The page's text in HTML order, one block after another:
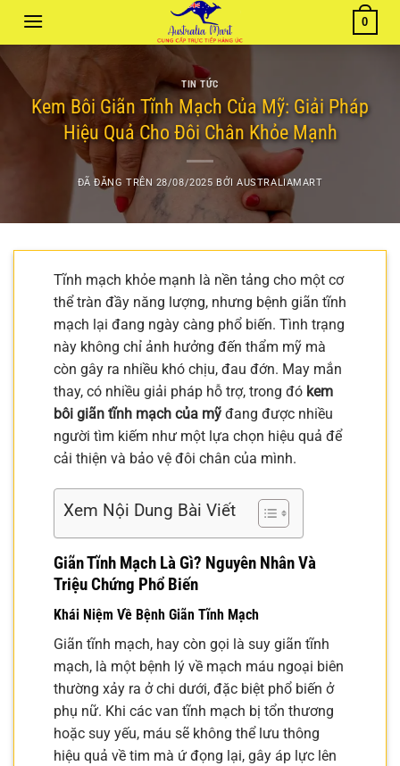
nội
dung
0
TIN TỨC
Kem Bôi Giãn Tĩnh Mạch Của Mỹ: Giải Pháp
Hiệu Quả Cho Đôi Chân Khỏe Mạnh
ĐÃ ĐĂNG TRÊN 28/08/2025 BỞIAUSTRALIAMART
Tĩnh mạch khỏe mạnh là nền tảng cho một cơ
thể tràn đầy năng lượng, nhưng bệnh giãn tĩnh
mạch lại đang ngày càng phổ biến. Tình trạng
này không chỉ ảnh hưởng đến thẩm mỹ mà
còn gây ra nhiều khó chịu, đau đớn. May mắn
thay, có nhiều giải pháp hỗ trợ, trong đó kem
bôi giãn tĩnh mạch của mỹ đang được nhiều
người tìm kiếm như một lựa chọn hiệu quả để
cải thiện và bảo vệ đôi chân của mình.
Xem Nội Dung Bài Viết
Giãn Tĩnh Mạch Là Gì? Nguyên Nhân Và
Triệu Chứng Phổ Biến
Khái Niệm Về Bệnh Giãn Tĩnh Mạch
Giãn tĩnh mạch, hay còn gọi là suy giãn tĩnh
mạch, là một bệnh lý về mạch máu ngoại biên
thường xảy ra ở chi dưới, đặc biệt phổ biến ở
phụ nữ. Khi các van tĩnh mạch bị tổn thương
hoặc suy yếu, máu sẽ không thể lưu thông
hiệu quả về tim mà ứ đọng lại, gây áp lực lên